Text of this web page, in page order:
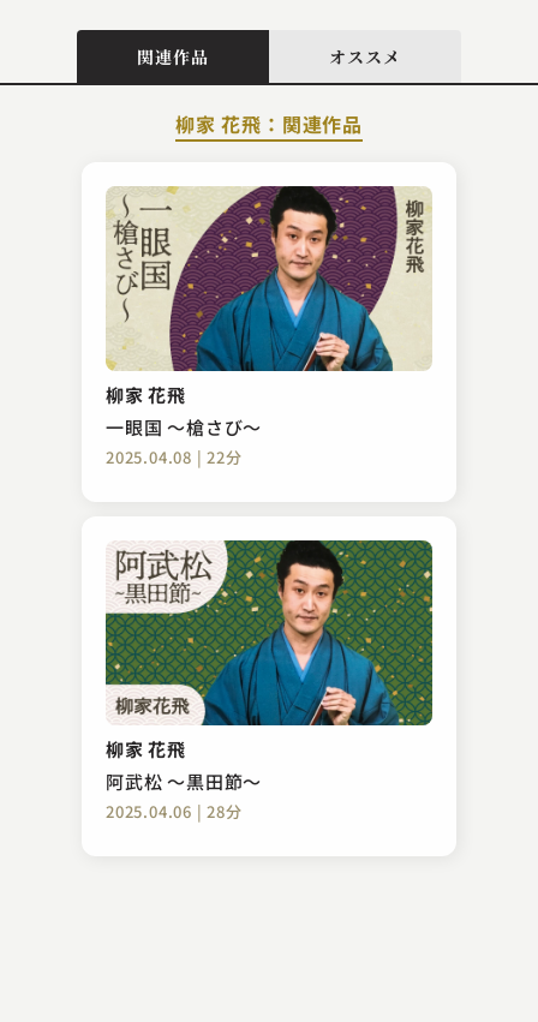
関連作品 オススメ
柳家 花飛：関連作品
柳家 花飛
一眼国 ～槍さび～
2025.04.08 | 22分
柳家 花飛
阿武松 ～黒田節～
2025.04.06 | 28分
桂 文雀
ぞろぞろ
2023.12.04 | 14分
柳家 小里ん
手紙無筆
2023.01.12 | 11分